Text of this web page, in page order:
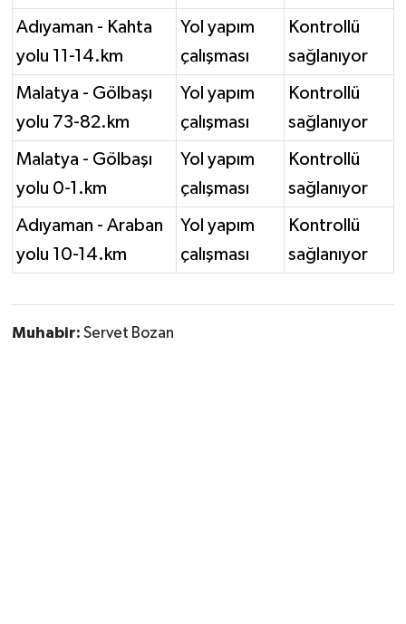
Adıyaman - Kahta
yolu 11-14.km
Yol yapım
çalışması
Kontrollü
sağlanıyor
Malatya - Gölbaşı
yolu 73-82.km
Yol yapım
çalışması
Kontrollü
sağlanıyor
Malatya - Gölbaşı
yolu 0-1.km
Yol yapım
çalışması
Kontrollü
sağlanıyor
Adıyaman - Araban
yolu 10-14.km
Yol yapım
çalışması
Kontrollü
sağlanıyor
Muhabir: Servet Bozan